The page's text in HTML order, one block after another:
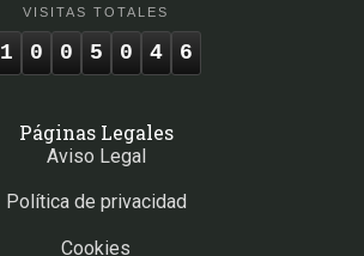
VISITAS TOTALES
1 0 0 5 0 4 6
Páginas Legales
Aviso Legal
Política de privacidad
Cookies